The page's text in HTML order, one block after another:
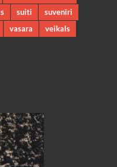
suiti
suvenīri
vasara
veikals